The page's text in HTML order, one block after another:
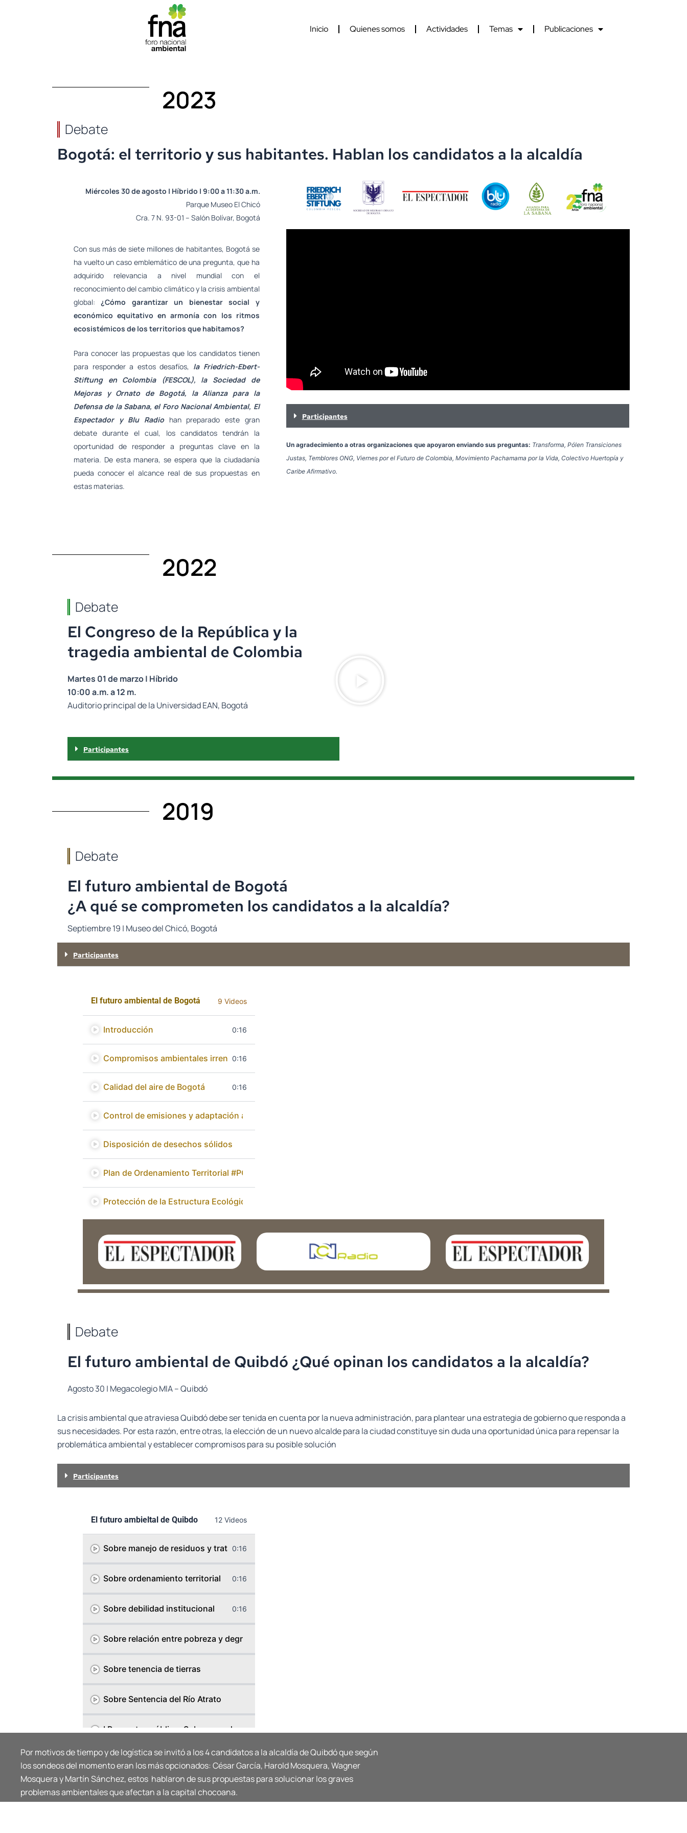
Inicio Quienes somos Actividades Temas Publicaciones
2023
Debate
Bogotá: el territorio y sus habitantes. Hablan los candidatos a la alcaldía
Miércoles 30 de agosto | Híbrido | 9:00 a 11:30 a.m.
Parque Museo El Chicó
Cra. 7 N. 93-01 – Salón Bolívar, Bogotá
Con sus más de siete millones de habitantes, Bogotá se
ha vuelto un caso emblemático de una pregunta, que ha
adquirido relevancia a nivel mundial con el
reconocimiento del cambio climático y la crisis ambiental
global: ¿Cómo garantizar un bienestar social y
económico equitativo en armonía con los ritmos
ecosistémicos de los territorios que habitamos?
Para conocer las propuestas que los candidatos tienen
para responder a estos desafíos, la Friedrich-Ebert-
Stiftung en Colombia (FESCOL), la Sociedad de
Mejoras y Ornato de Bogotá, la Alianza para la
Defensa de la Sabana, el Foro Nacional Ambiental, El
Espectador y Blu Radiohan preparado este gran
debate durante el cual, los candidatos tendrán la
oportunidad de responder a preguntas clave en la
materia. De esta manera, se espera que la ciudadanía
pueda conocer el alcance real de sus propuestas en
estas materias.
Participantes
Un agradecimiento a otras organizaciones que apoyaron enviando sus preguntas: Transforma, Pólen Transiciones
Justas, Temblores ONG, Viernes por el Futuro de Colombia, Movimiento Pachamama por la Vida, Colectivo Huertopía y
Caribe Afirmativo.
2022
Debate
El Congreso de la República y la
tragedia ambiental de Colombia
Martes 01 de marzo | Híbrido
10:00 a.m. a 12 m.
Auditorio principal de la Universidad EAN, Bogotá
Participantes
2019
Debate
El futuro ambiental de Bogotá
¿A qué se comprometen los candidatos a la alcaldía?
Septiembre 19 | Museo del Chicó, Bogotá
Participantes
El futuro ambiental de Bogotá 9 Videos
Introducción 0:16
Compromisos ambientales irrenunciables
0:16
Calidad del aire de Bogotá 0:16
Control de emisiones y adaptación al Cambio Climático
Disposición de desechos sólidos
Plan de Ordenamiento Territorial #POTBogotá
Protección de la Estructura Ecológica Principal
Política de protección de humedales
Debate
El futuro ambiental de Quibdó ¿Qué opinan los candidatos a la alcaldía?
Agosto 30 | Megacolegio MIA – Quibdó
La crisis ambiental que atraviesa Quibdó debe ser tenida en cuenta por la nueva administración, para plantear una estrategia de gobierno que responda a
sus necesidades. Por esta razón, entre otras, la elección de un nuevo alcalde para la ciudad constituye sin duda una oportunidad única para repensar la
problemática ambiental y establecer compromisos para su posible solución
Participantes
El futuro ambieltal de Quibdo 12 Videos
Sobre manejo de residuos y tratamiento de aguas residuales
0:16
Sobre ordenamiento territorial 0:16
Sobre debilidad institucional 0:16
Sobre relación entre pobreza y degradación ambiental
Sobre tenencia de tierras
Sobre Sentencia del Río Atrato
I Preguntas público, Sobre acueducto y alcantarillado
II Preguntas público, Sobre proyecto del Jardín Botánico
III Preguntas público, Sobre instancias de participación
Por motivos de tiempo y de logística se invitó a los 4 candidatos a la alcaldía de Quibdó que según
los sondeos del momento eran los más opcionados: César García, Harold Mosquera, Wagner
Mosquera y Martín Sánchez, estos hablaron de sus propuestas para solucionar los graves
problemas ambientales que afectan a la capital chocoana.